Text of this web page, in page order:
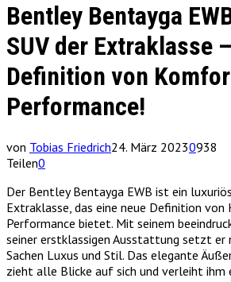
Bentley Bentayga
SUV der Extraklasse
Definition von
Performance!
von Tobias Friedrich24. März 20230938
Teilen0
Der Bentley Bentayga EWB ist ein
Extraklasse, das eine neue Definition
Performance bietet. Mit seinem
seiner erstklassigen Ausstattung setzt er
Sachen Luxus und Stil. Das elegante
zieht alle Blicke auf sich und verleiht ihm